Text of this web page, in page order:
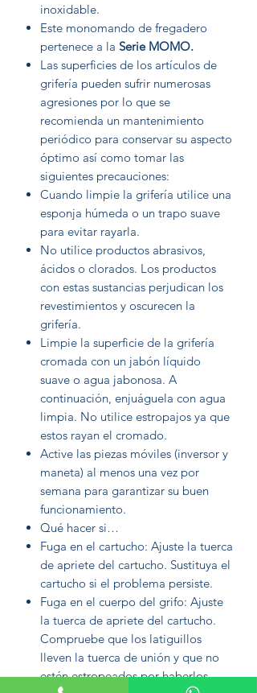
inoxidable.
Este monomando de fregadero
pertenece a la Serie MOMO.
Las superficies de los artículos de
grifería pueden sufrir numerosas
agresiones por lo que se
recomienda un mantenimiento
periódico para conservar su aspecto
óptimo así como tomar las
siguientes precauciones:
Cuando limpie la grifería utilice una
esponja húmeda o un trapo suave
para evitar rayarla.
No utilice productos abrasivos,
ácidos o clorados. Los productos
con estas sustancias perjudican los
revestimientos y oscurecen la
grifería.
Limpie la superficie de la grifería
cromada con un jabón líquido
suave o agua jabonosa. A
continuación, enjuáguela con agua
limpia. No utilice estropajos ya que
estos rayan el cromado.
Active las piezas móviles (inversor y
maneta) al menos una vez por
semana para garantizar su buen
funcionamiento.
Qué hacer si…
Fuga en el cartucho: Ajuste la tuerca
de apriete del cartucho. Sustituya el
cartucho si el problema persiste.
Fuga en el cuerpo del grifo: Ajuste
la tuerca de apriete del cartucho.
Compruebe que los latiguillos
lleven la tuerca de unión y que no
estén estropeados por haberlos